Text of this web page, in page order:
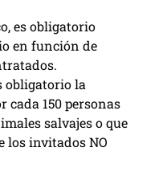
es obligatorio
en función de
obligatorio la
150 personas
salvajes o que
los invitados NO